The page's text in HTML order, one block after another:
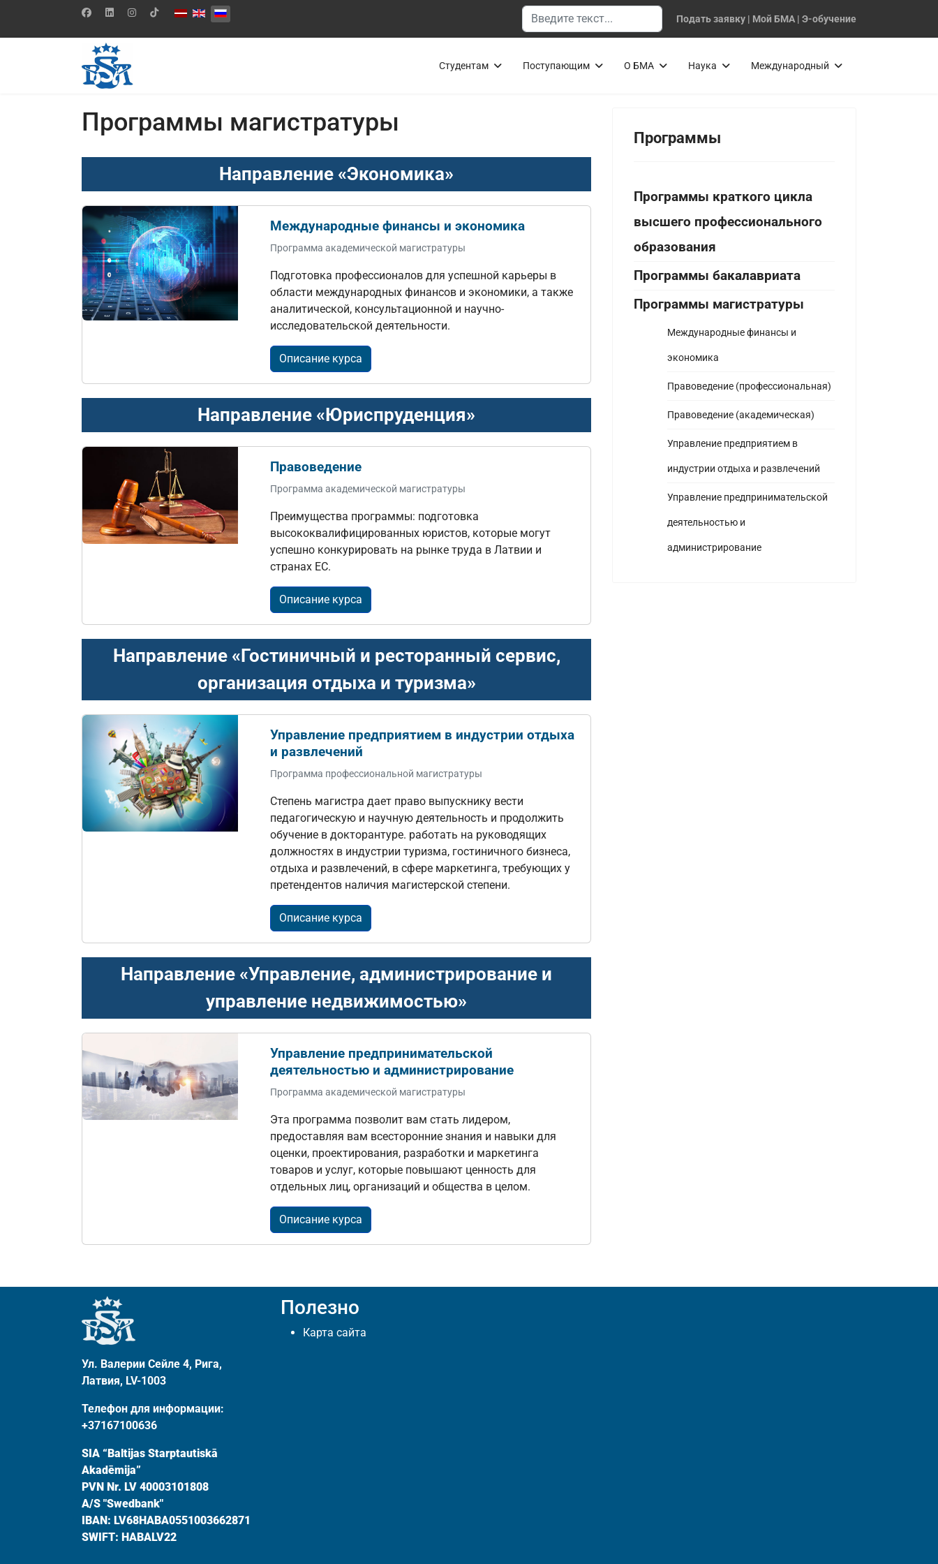
Выберите язык Поиск
Подать заявку | Мой БМА | Э-обучение
Студентам Поступающим О БМА Наука Международный
Программы магистратуры
Направление «Экономика»
Международные финансы и экономика
Программа академической магистратуры
Подготовка профессионалов для успешной карьеры в
области международных финансов и экономики, а также
аналитической, консультационной и научно-
исследовательской деятельности.
Описание курса
Направление «Юриспруденция»
Правоведение
Программа академической магистратуры
Преимущества программы: подготовка
высококвалифицированных юристов, которые могут
успешно конкурировать на рынке труда в Латвии и
странах ЕС.
Описание курса
Направление «Гостиничный и ресторанный сервис,
организация отдыха и туризма»
Управление предприятием в индустрии отдыха
и развлечений
Программа профессиональной магистратуры
Степень магистра дает право выпускнику вести
педагогическую и научную деятельность и продолжить
обучение в докторантуре. работать на руководящих
должностях в индустрии туризма, гостиничного бизнеса,
отдыха и развлечений, в сфере маркетинга, требующих у
претендентов наличия магистерской степени.
Описание курса
Направление «Управление, администрирование и
управление недвижимостью»
Управление предпринимательской
деятельностью и администрирование
Программа академической магистратуры
Эта программа позволит вам стать лидером,
предоставляя вам всесторонние знания и навыки для
оценки, проектирования, разработки и маркетинга
товаров и услуг, которые повышают ценность для
отдельных лиц, организаций и общества в целом.
Описание курса
Программы
Программы краткого цикла
высшего профессионального
образования
Программы бакалавриата
Программы магистратуры
Международные финансы и
экономика
Правоведение (профессиональная)
Правоведение (академическая)
Управление предприятием в
индустрии отдыха и развлечений
Управление предпринимательской
деятельностью и
администрирование
Ул. Валерии Сейле 4, Рига,
Латвия, LV-1003
Телефон для информации:
+37167100636
SIA “Baltijas Starptautiskā
Akadēmija”
PVN Nr. LV 40003101808
A/S "Swedbank"
IBAN: LV68HABA0551003662871
SWIFT: HABALV22
Полезно
Карта сайта